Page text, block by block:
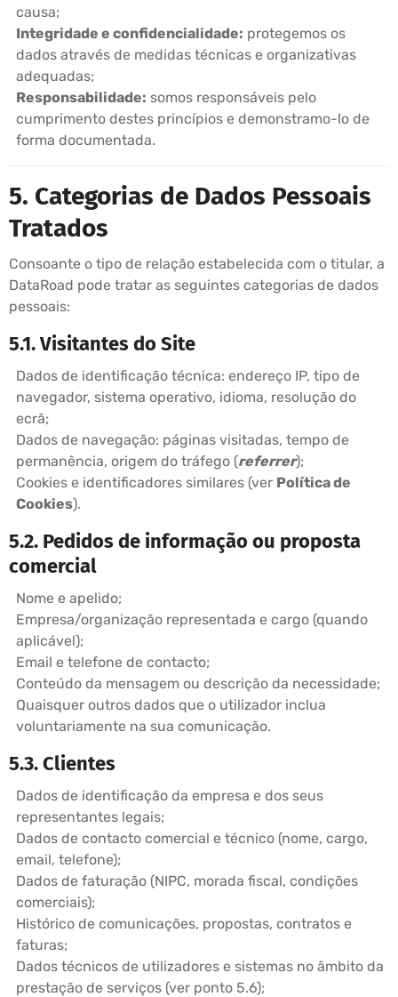
causa;
Integridade e confidencialidade: protegemos os
dados através de medidas técnicas e organizativas
adequadas;
Responsabilidade: somos responsáveis pelo
cumprimento destes princípios e demonstramo-lo de
forma documentada.
5. Categorias de Dados Pessoais
Tratados
Consoante o tipo de relação estabelecida com o titular, a
DataRoad pode tratar as seguintes categorias de dados
pessoais:
5.1. Visitantes do Site
Dados de identificação técnica: endereço IP, tipo de
navegador, sistema operativo, idioma, resolução do
ecrã;
Dados de navegação: páginas visitadas, tempo de
permanência, origem do tráfego (referrer);
Cookies e identificadores similares (ver Política de
Cookies).
5.2. Pedidos de informação ou proposta
comercial
Nome e apelido;
Empresa/organização representada e cargo (quando
aplicável);
Email e telefone de contacto;
Conteúdo da mensagem ou descrição da necessidade;
Quaisquer outros dados que o utilizador inclua
voluntariamente na sua comunicação.
5.3. Clientes
Dados de identificação da empresa e dos seus
representantes legais;
Dados de contacto comercial e técnico (nome, cargo,
email, telefone);
Dados de faturação (NIPC, morada fiscal, condições
comerciais);
Histórico de comunicações, propostas, contratos e
faturas;
Dados técnicos de utilizadores e sistemas no âmbito da
prestação de serviços (ver ponto 5.6);